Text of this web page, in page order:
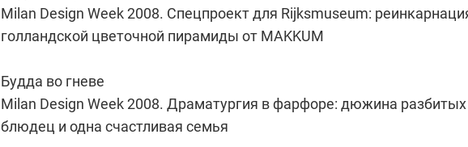
Milan Design Week 2008. Спецпроект для Rijksmuseum:
голландской цветочной пирамиды от MAKKUM
Будда во гневе
Milan Design Week 2008. Драматургия в фарфоре: дюжина разбитых
блюдец и одна счастливая семья